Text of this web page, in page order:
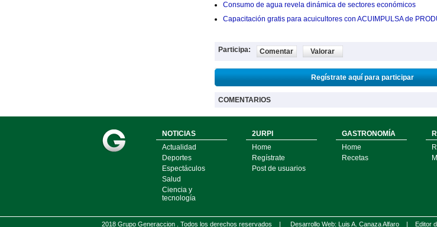
Consumo de agua revela dinámica de sectores económicos
Capacitación gratis para acuicultores con ACUIMPULSA de
Participa: Comentar Valorar
Regístrate aquí para participar
COMENTARIOS
NOTICIAS
Actualidad
Deportes
Espectáculos
Salud
Ciencia y
tecnología
2URPI
Home
Regístrate
Post de usuarios
GASTRONOMÍA
Home
Recetas
2018 Grupo Generaccion . Todos los derechos reservados | Desarrollo Web: Luis A. Canaza Alfaro | Editor